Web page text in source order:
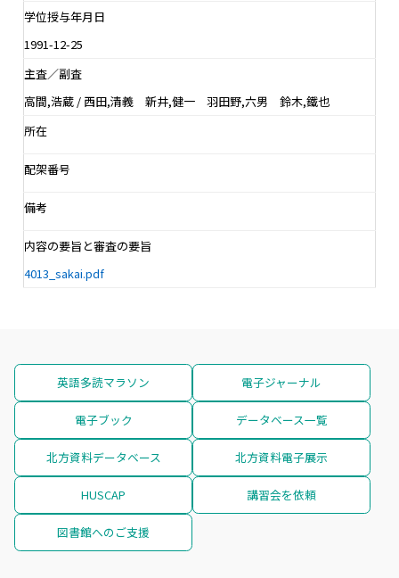
学位授与年月日
1991-12-25
主査／副査
高間,浩蔵 / 西田,清義 新井,健一 羽田野,六男 鈴木,鐵也
所在
配架番号
備考
内容の要旨と審査の要旨
4013_sakai.pdf
英語多読マラソン 電子ジャーナル
電子ブック データベース一覧
北方資料データベース 北方資料電子展示
HUSCAP 講習会を依頼
図書館へのご支援